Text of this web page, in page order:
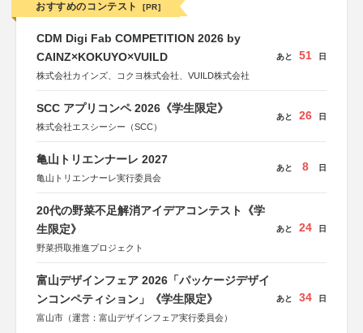
おすすめのコンテスト [PR]
CDM Digi Fab COMPETITION 2026 by
CAINZ×KOKUYO×VUILD
株式会社カインズ、コクヨ株式会社、VUILD株式会社
あと 51 日
SCC アプリコンペ 2026《学生限定》
株式会社エスシーシー（SCC）
あと 26 日
亀山トリエンナーレ 2027
亀山トリエンナーレ実行委員会
あと 8 日
20代の野菜不足解消アイデアコンテスト《学
生限定》
野菜摂取推進プロジェクト
あと 24 日
富山デザインフェア 2026「パッケージデザイ
ンコンペティション」《学生限定》
富山市（運営：富山デザインフェア実行委員会）
あと 34 日